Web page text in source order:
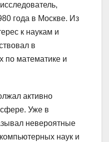
года в Москве. Из
к наукам и
в
по математике и
активно
сфере. Уже в
невероятные
наук и